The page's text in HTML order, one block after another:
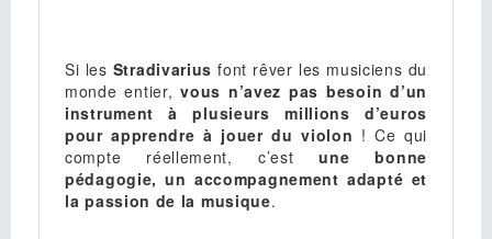
Si les Stradivarius font rêver les musiciens du
monde entier,vous n’avez pas besoin d’un
instrument à plusieurs millions d’euros
pour apprendre à jouer du violon ! Ce qui
compte réellement, c’estune bonne
pédagogie, un accompagnement adapté et
la passion de la musique.